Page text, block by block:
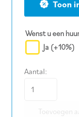
Wenst u een
Ja (+10%)
Aantal:
Toevoegen